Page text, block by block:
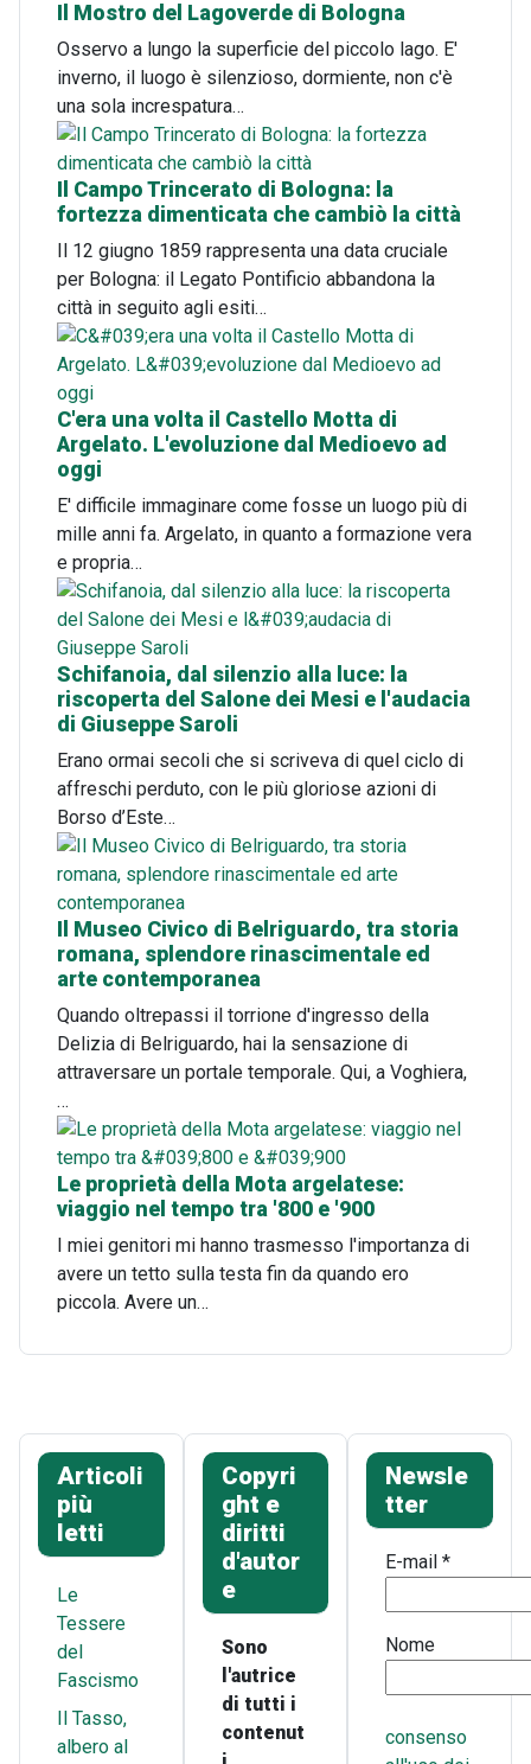
Il Mostro del Lagoverde di Bologna
Osservo a lungo la superficie del piccolo lago. E'
inverno, il luogo è silenzioso, dormiente, non c'è
una sola increspatura…
Il Campo Trincerato di Bologna: la
fortezza dimenticata che cambiò la città
Il 12 giugno 1859 rappresenta una data cruciale
per Bologna: il Legato Pontificio abbandona la
città in seguito agli esiti…
C'era una volta il Castello Motta di
Argelato. L'evoluzione dal Medioevo ad
oggi
E' difficile immaginare come fosse un luogo più di
mille anni fa. Argelato, in quanto a formazione vera
e propria…
Schifanoia, dal silenzio alla luce: la
riscoperta del Salone dei Mesi e l'audacia
di Giuseppe Saroli
Erano ormai secoli che si scriveva di quel ciclo di
affreschi perduto, con le più gloriose azioni di
Borso d’Este…
Il Museo Civico di Belriguardo, tra storia
romana, splendore rinascimentale ed
arte contemporanea
Quando oltrepassi il torrione d'ingresso della
Delizia di Belriguardo, hai la sensazione di
attraversare un portale temporale. Qui, a Voghiera,
…
Le proprietà della Mota argelatese:
viaggio nel tempo tra '800 e '900
I miei genitori mi hanno trasmesso l'importanza di
avere un tetto sulla testa fin da quando ero
piccola. Avere un…
Articoli
più
letti
Le
Tessere
del
Fascismo
Il Tasso,
albero al
Copyri
ght e
diritti
d'autor
e
Sono
l'autrice
di tutti i
contenut
Newsle
tter
E-mail*
Nome
consenso